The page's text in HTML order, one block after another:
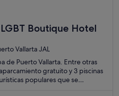
Boutique Hotel
Vallarta JAL
de Puerto Vallarta. Entre otras
gratuito y 3 piscinas
populares que se